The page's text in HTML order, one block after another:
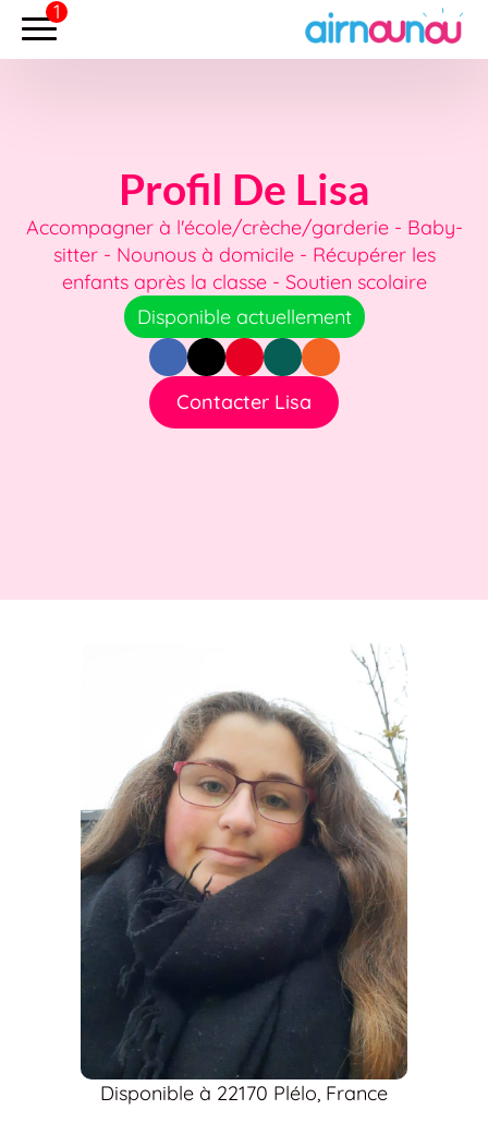
Profil De Lisa
Accompagner à l'école/crèche/garderie - Baby-
sitter - Nounous à domicile - Récupérer les
enfants après la classe - Soutien scolaire
Disponible actuellement
Contacter Lisa
Disponible à 22170 Plélo, France